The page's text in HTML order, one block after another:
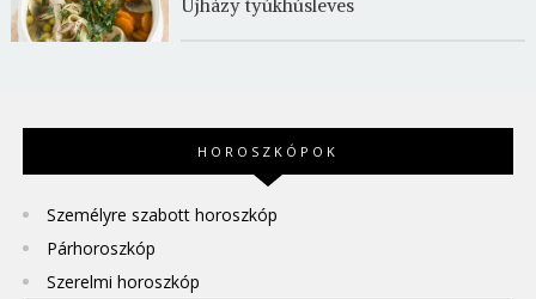
Újházy tyúkhúsleves
HOROSZKÓPOK
Személyre szabott horoszkóp
Párhoroszkóp
Szerelmi horoszkóp